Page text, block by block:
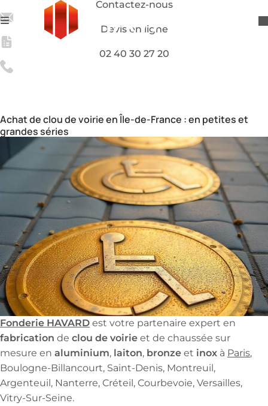
Contactez-nous
Devis en ligne
02 40 30 27 20
Achat de clou de voirie en Île-de-France : en petites et
grandes séries
Fonderie HAVARDest votre partenaire expert en
fabrication de clou de voirieet de chaussée sur
mesure en aluminium, laiton, bronzeet inox à Paris,
Boulogne-Billancourt, Saint-Denis, Montreuil,
Argenteuil, Nanterre, Créteil, Courbevoie, Versailles,
Vitry-Sur-Seine.